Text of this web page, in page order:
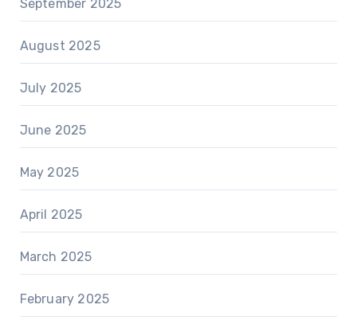
September 2025
August 2025
July 2025
June 2025
May 2025
April 2025
March 2025
February 2025